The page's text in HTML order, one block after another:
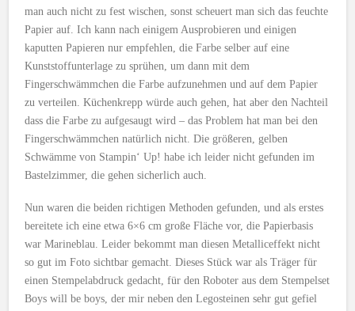
man auch nicht zu fest wischen, sonst scheuert man sich das feuchte
Papier auf. Ich kann nach einigem Ausprobieren und einigen
kaputten Papieren nur empfehlen, die Farbe selber auf eine
Kunststoffunterlage zu sprühen, um dann mit dem
Fingerschwämmchen die Farbe aufzunehmen und auf dem Papier
zu verteilen. Küchenkrepp würde auch gehen, hat aber den Nachteil
dass die Farbe zu aufgesaugt wird – das Problem hat man bei den
Fingerschwämmchen natürlich nicht. Die größeren, gelben
Schwämme von Stampin‘ Up! habe ich leider nicht gefunden im
Bastelzimmer, die gehen sicherlich auch.
Nun waren die beiden richtigen Methoden gefunden, und als erstes
bereitete ich eine etwa 6×6 cm große Fläche vor, die Papierbasis
war Marineblau. Leider bekommt man diesen Metalliceffekt nicht
so gut im Foto sichtbar gemacht. Dieses Stück war als Träger für
einen Stempelabdruck gedacht, für den Roboter aus dem Stempelset
Boys will be boys, der mir neben den Legosteinen sehr gut gefiel